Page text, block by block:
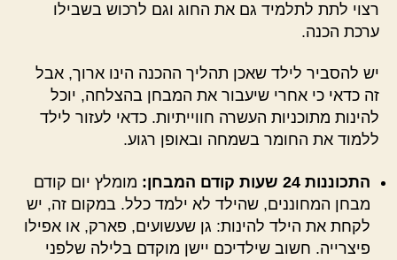
רצוי לתת לתלמיד גם את החוג וגם לרכוש בשבילו
ערכת הכנה.
יש להסביר לילד שאכן תהליך ההכנה הינו ארוך, אבל
זה כדאי כי אחרי שיעבור את המבחן בהצלחה, יוכל
להינות מתוכניות העשרה חווייתיות. כדאי לעזור לילד
ללמוד את החומר בשמחה ובאופן רגוע.
התכוננות 24 שעות קודם המבחן:
מומלץ יום קודם
מבחן המחוננים, שהילד לא ילמד כלל. במקום זה, יש
לקחת את הילד להינות: גן שעשועים, פארק, או אפילו
פיצרייה. חשוב שילדיכם יישן מוקדם בלילה שלפני